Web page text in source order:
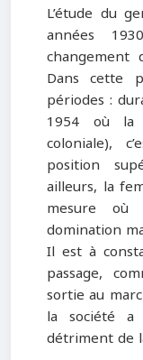
L’étude du
années
Dans cette
périodes :
1954 où la
coloniale),
position
ailleurs, la
mesure
domination
Il est à
passage,
sortie au
la société a
détriment de